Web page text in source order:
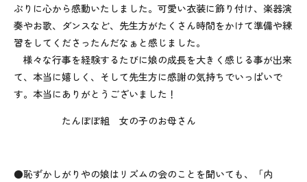
ぶりに心から感動いたしました。可愛い衣装に飾り付け、楽器演
奏やお歌、ダンスなど、先生方がたくさん時間をかけて準備や練
習をしてくださったんだなぁと感じました。
様々な行事を経験するたびに娘の成長を大きく感じる事が出来
て、本当に嬉しく、そして先生方に感謝の気持ちでいっぱいで
す。本当にありがとうございました！
たんぽぽ組 女の子のお母さん
●恥ずかしがりやの娘はリズムの会のことを聞いても、「内